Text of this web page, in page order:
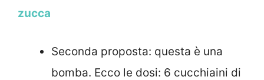
zucca
Seconda proposta: questa è una
bomba. Ecco le dosi: 6 cucchiaini di